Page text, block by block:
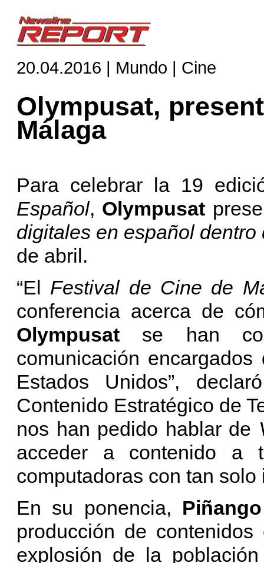
20.04.2016 | Mundo | Cine
Olympusat,
Málaga
Para celebrar la 19
Español, Olympusat
digitales en español dentro
de abril.
“El Festival de Cine de
conferencia acerca de
Olympusat se han
comunicación
Estados Unidos”,
Contenido Estratégico de
nos han pedido hablar de
acceder a contenido a
computadoras con tan
En su ponencia,
producción de
explosión de la